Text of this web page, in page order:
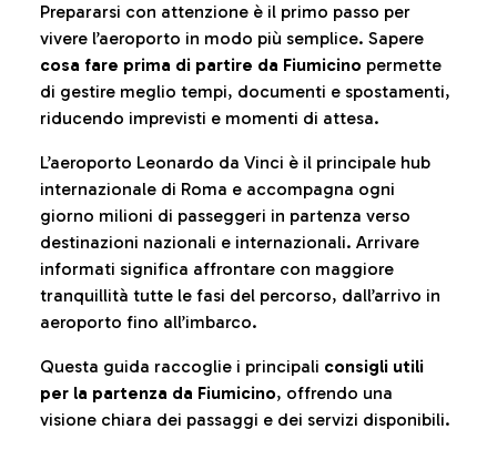
Prepararsi con attenzione è il primo passo per
vivere l’aeroporto in modo più semplice. Sapere
cosa fare prima di partire da Fiumicino permette
di gestire meglio tempi, documenti e spostamenti,
riducendo imprevisti e momenti di attesa.
L’aeroporto Leonardo da Vinci è il principale hub
internazionale di Roma e accompagna ogni
giorno milioni di passeggeri in partenza verso
destinazioni nazionali e internazionali. Arrivare
informati significa affrontare con maggiore
tranquillità tutte le fasi del percorso, dall’arrivo in
aeroporto fino all’imbarco.
Questa guida raccoglie i principali consigli utili
per la partenza da Fiumicino, offrendo una
visione chiara dei passaggi e dei servizi disponibili.